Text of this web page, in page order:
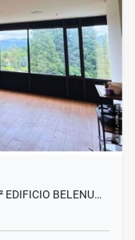
EDIFICIO BELENU…